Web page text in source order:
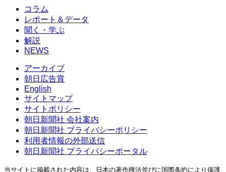
コラム
レポート＆データ
聞く・学ぶ
解説
NEWS
アーカイブ
朝日広告賞
English
サイトマップ
サイトポリシー
朝日新聞社 会社案内
朝日新聞社 プライバシーポリシー
利用者情報の外部送信
朝日新聞社 プライバシーポータル
当サイトに掲載された内容は、日本の著作権法並びに国際条約により保護